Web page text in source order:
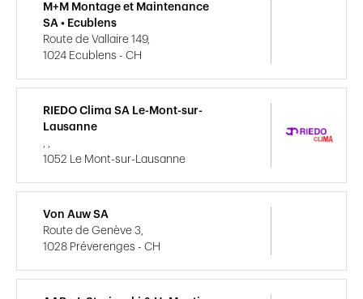
M+M Montage et Maintenance
SA • Ecublens
Route de Vallaire 149,
1024 Ecublens - CH
RIEDO Clima SA Le-Mont-sur-
Lausanne
1052 Le Mont-sur-Lausanne
Von Auw SA
Route de Genève 3,
1028 Préverenges - CH